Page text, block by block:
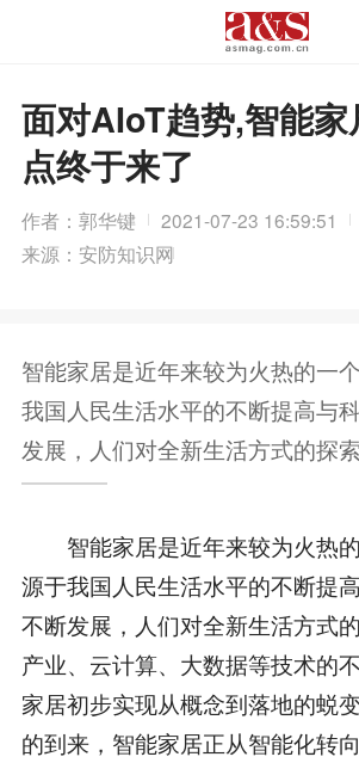
面对AIoT趋势,智能
点终于来了
作者：郭华键
2021-07-23 16:59:51
来源：安防知识网
智能家居是近年来较为火热的一
我国人民生活水平的不断提高与
发展，人们对全新生活方式的探索
智能家居是近年来较为火热
源于我国人民生活水平的不断提
不断发展，人们对全新生活方式
产业、云计算、大数据等技术的
家居初步实现从概念到落地的蜕
的到来，智能家居正从智能化转